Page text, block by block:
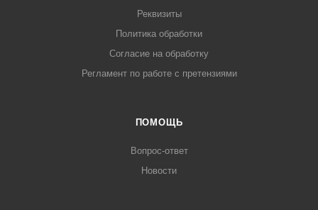
Реквизиты
Политика обработки
Согласие на обработку
Регламент по работе с претензиями
ПОМОЩЬ
Вопрос-ответ
Новости